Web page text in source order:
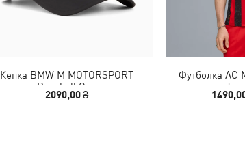
Кепка BMW M MOTORSPORT
Baseball Cap
2090,00 ₴
Футболка AC